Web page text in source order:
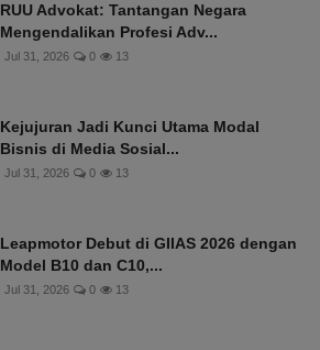
RUU Advokat: Tantangan Negara
Mengendalikan Profesi Adv...
Jul 31, 2026 0 13
Kejujuran Jadi Kunci Utama Modal
Bisnis di Media Sosial...
Jul 31, 2026 0 13
Leapmotor Debut di GIIAS 2026 dengan
Model B10 dan C10,...
Jul 31, 2026 0 13